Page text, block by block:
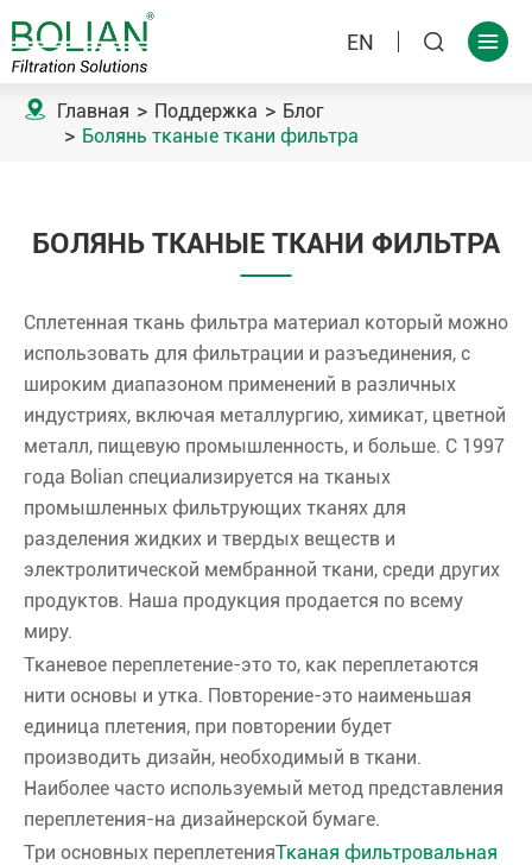
EN  
 Главная Поддержка
Блог
Болянь тканые ткани фильтра
БОЛЯНЬ ТКАНЫЕ ТКАНИ ФИЛЬТРА
Сплетенная ткань фильтра материал который можно
использовать для фильтрации и разъединения, с
широким диапазоном применений в различных
индустриях, включая металлургию, химикат, цветной
металл, пищевую промышленность, и больше. С 1997
года Bolian специализируется на тканых
промышленных фильтрующих тканях для
разделения жидких и твердых веществ и
электролитической мембранной ткани, среди других
продуктов. Наша продукция продается по всему
миру.
Тканевое переплетение-это то, как переплетаются
нити основы и утка. Повторение-это наименьшая
единица плетения, при повторении будет
производить дизайн, необходимый в ткани.
Наиболее часто используемый метод представления
переплетения-на дизайнерской бумаге.
Три основных переплетенияТканая фильтровальная